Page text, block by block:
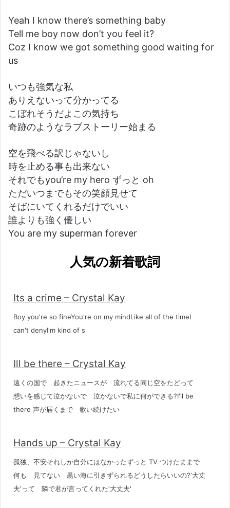
Yeah I know there’s something baby
Tell me boy now don’t you feel it?
Coz I know we got something good waiting for
us
いつも強気な私
ありえないって分かってる
こぼれそうだよこの気持ち
奇跡のようなラブストーリー始まる
空を飛べる訳じゃないし
時を止める事も出来ない
それでもyou’re my hero ずっと oh
ただいつまでもその笑顔見せて
そばにいてくれるだけでいい
誰よりも強く優しい
You are my superman forever
人気の新着歌詞
Its a crime – Crystal Kay
Boy you're so fineYou're on my mindLike all of the timeI
can't denyI'm kind of s
Ill be there – Crystal Kay
遠くの国で 起きたニュースが 流れてる同じ空をたどって
想いを感じて泣かないで 泣かないで私に何ができる?I'll be
there 声が届くまで 歌い続けたい
Hands up – Crystal Kay
孤独、不安それしか自分にはなかったずっと TV つけたままで
何も 見てない 黒い海に引きずられるどうしたらいいの?‘大丈
夫'って 隣で君が言ってくれた‘大丈夫'